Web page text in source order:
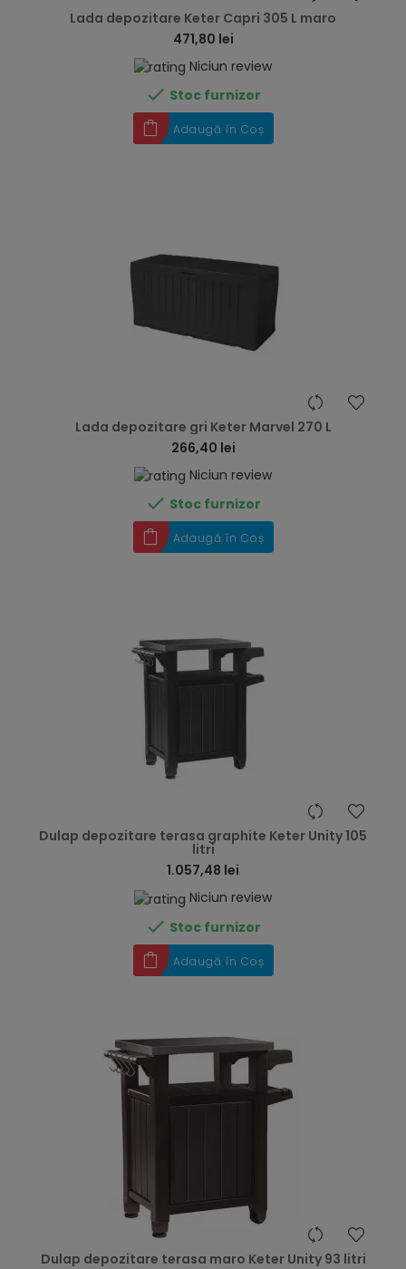
Lada depozitare Keter Capri 305 L maro
471,80 lei
Niciun review
 Stoc furnizor
Adaugă în Coș
Lada depozitare gri Keter Marvel 270 L
266,40 lei
Niciun review
 Stoc furnizor
Adaugă în Coș
Dulap depozitare terasa graphite Keter Unity 105
litri
1.057,48 lei
Niciun review
 Stoc furnizor
Adaugă în Coș
Dulap depozitare terasa maro Keter Unity 93 litri